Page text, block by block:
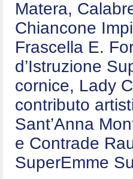
Matera,
Chiancone
Frascella E.
d’Istruzione
cornice, Lady
contributo
Sant’Anna
e Contrade
SuperEmme